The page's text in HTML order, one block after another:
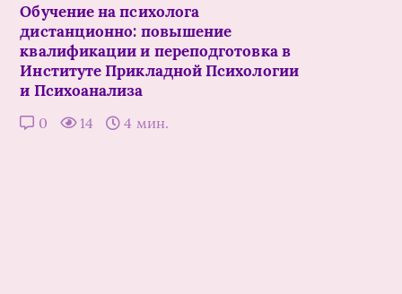
Обучение на психолога
дистанционно: повышение
квалификации и переподготовка в
Институте Прикладной Психологии
и Психоанализа
0 14 4 мин.